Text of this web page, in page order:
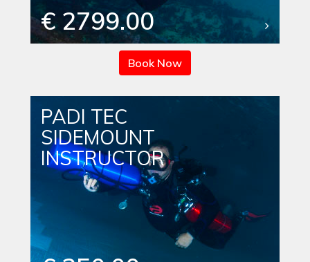
€ 2799.00
Book Now
PADI TEC
SIDEMOUNT
INSTRUCTOR